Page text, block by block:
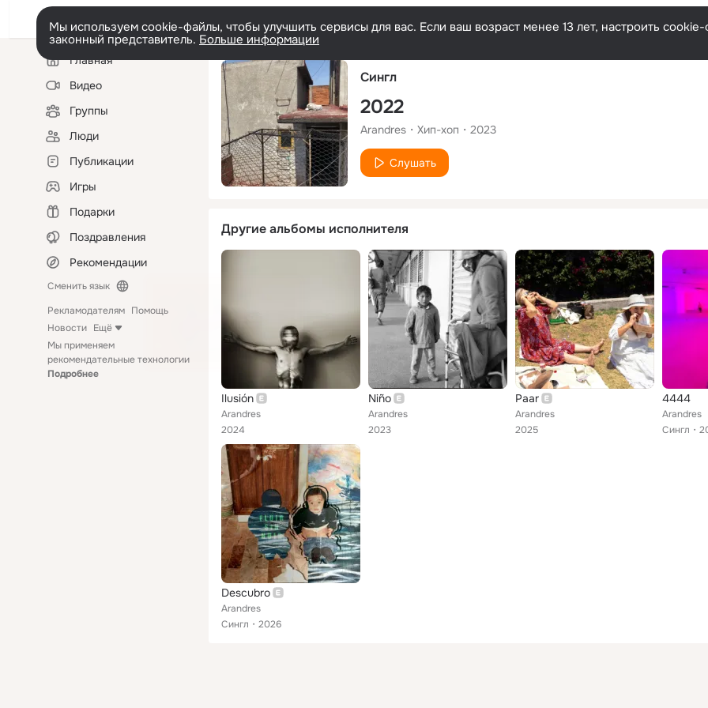
Мы используем cookie-файлы, чтобы улучшить сервисы для вас. Если ваш возраст менее 13 лет, настроить
законный представитель. Больше информации
Левая
колонкаГлавная
Видео
Группы
Люди
Публикации
Игры
Подарки
Поздравления
Рекомендации
Сменить язык
Рекламодателям Помощь
Новости Ещё
Мы применяем
рекомендательные технологии
Подробнее
Сингл
2022
Arandres Хип-хоп 2023
Слушать
Другие альбомы исполнителя
Ilusión
Arandres
2024
Niño
Arandres
2023
Paar
Arandres
2025
4444
Arandres
Сингл
Descubro
Arandres
Сингл
2026